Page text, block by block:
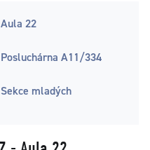
22
A11/334
mladých